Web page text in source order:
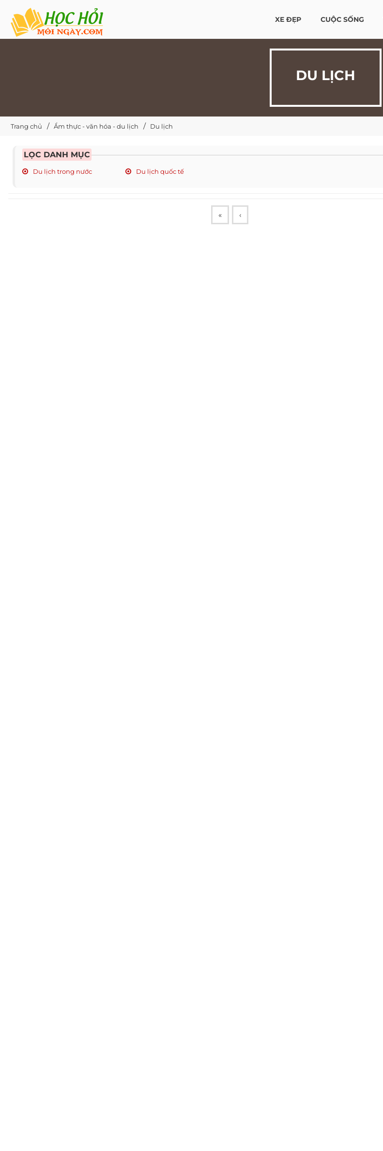
XE ĐẸP CUỘC SỐNG
DU LỊCH
Trang chủ Ẩm thực - văn hóa - du lịch Du lịch
LỌC DANH MỤC
Du lịch trong nước Du lịch quốc tế
« ‹